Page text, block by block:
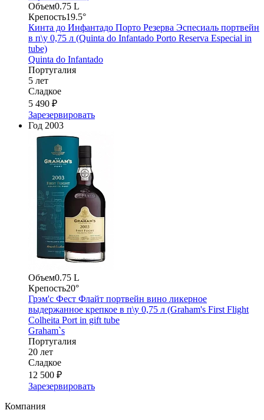
Объем0.75 L
Крепость19.5°
Кинта до Инфантадо Порто Резерва Эспесиаль портвейн
в п\у 0,75 л (Quinta do Infantado Porto Reserva Especial in
tube)
Quinta do Infantado
Португалия
5 лет
Сладкое
5 490 ₽
Зарезервировать
Год 2003
Объем0.75 L
Крепость20°
Грэм'с Фест Флайт портвейн вино ликерное
выдержанное крепкое в п\у 0,75 л (Graham's First Flight
Colheita Port in gift tube
Graham`s
Португалия
20 лет
Сладкое
12 500 ₽
Зарезервировать
Компания